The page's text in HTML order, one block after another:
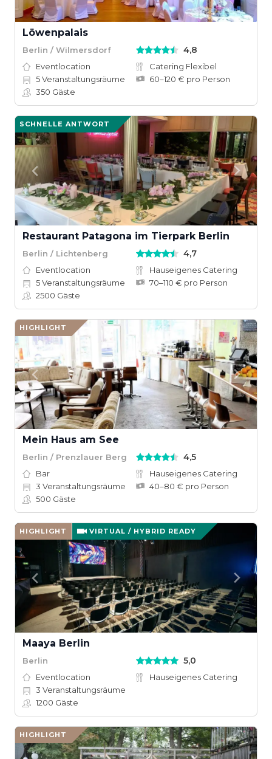
Löwenpalais
Berlin / Wilmersdorf 4,8
Eventlocation
Catering Flexibel
5Veranstaltungsräume
60–120 € pro Person
350 Gäste
SCHNELLE ANTWORT
Restaurant Patagona im Tierpark Berlin
Berlin / Lichtenberg 4,7
Eventlocation
Hauseigenes Catering
5Veranstaltungsräume
70–110 € pro Person
2500 Gäste
HIGHLIGHT
Mein Haus am See
Berlin / Prenzlauer Berg 4,5
Bar
Hauseigenes Catering
3 Veranstaltungsräume
40–80 € pro Person
500 Gäste
HIGHLIGHT VIRTUAL / HYBRID READY
Maaya Berlin
Berlin 5,0
Eventlocation
Hauseigenes Catering
3 Veranstaltungsräume
1200 Gäste
HIGHLIGHT